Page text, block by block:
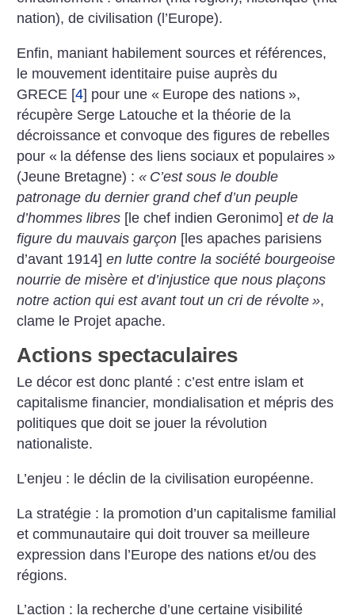
nation), de civilisation (l’Europe).
Enfin, maniant habilement sources et références,
le mouvement identitaire puise auprès du
GRECE [4] pour une « Europe des nations »,
récupère Serge Latouche et la théorie de la
décroissance et convoque des figures de rebelles
pour « la défense des liens sociaux et populaires »
(Jeune Bretagne) :« C’est sous le double
patronage du dernier grand chef d’un peuple
d’hommes libres [le chef indien Geronimo]et de la
figure du mauvais garçon [les apaches parisiens
d’avant 1914]en lutte contre la société bourgeoise
nourrie de misère et d’injustice que nous plaçons
notre action qui est avant tout un cri de révolte »,
clame le Projet apache.
Actions spectaculaires
Le décor est donc planté : c’est entre islam et
capitalisme financier, mondialisation et mépris des
politiques que doit se jouer la révolution
nationaliste.
L’enjeu : le déclin de la civilisation européenne.
La stratégie : la promotion d’un capitalisme familial
et communautaire qui doit trouver sa meilleure
expression dans l’Europe des nations et/ou des
régions.
L’action : la recherche d’une certaine visibilité